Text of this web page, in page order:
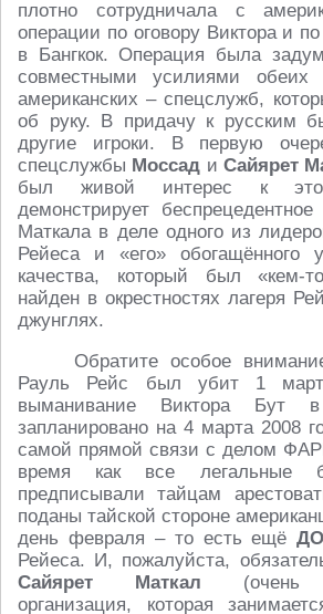
плотно сотрудничала с
операции по оговору Виктора и
в Бангкок. Операция была
совместными усилиями обеих
американских – спецслужб,
об руку. В придачу к русским
другие игроки. В первую
спецслужбы Моссад и Сайярет
был живой интерес к
демонстрирует
Маткала в деле одного из
Рейеса и «его» обогащённого
качества, который был «кем-
найден в окрестностях лагеря
джунглях.
Обратите особое
Рауль Рейс был убит 1
выманивание Виктора Бут
запланировано на 4 марта 2008
самой прямой связи с делом
время как все легальные
предписывали тайцам
поданы тайской стороне
день февраля – то есть ещёДО
Рейеса. И, пожалуйста,
Сайярет Маткал (очень
организация, которая